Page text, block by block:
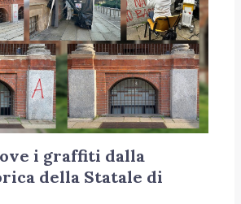
i graffiti dalla
della Statale di